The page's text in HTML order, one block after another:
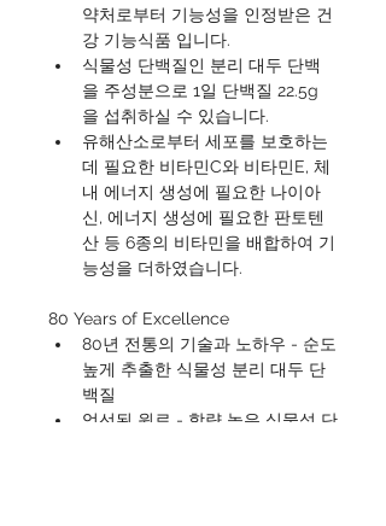
약처로부터 기능성을 인정받은 건
강 기능식품 입니다.
식물성 단백질인 분리 대두 단백
을 주성분으로 1일 단백질 22.5g
을 섭취하실 수 있습니다.
유해산소로부터 세포를 보호하는
데 필요한 비타민C와 비타민E, 체
내 에너지 생성에 필요한 나이아
신, 에너지 생성에 필요한 판토텐
산 등 6종의 비타민을 배합하여 기
능성을 더하였습니다.
80 Years of Excellence
80년 전통의 기술과 노하우 - 순도
높게 추출한 식물성 분리 대두 단
백질
엄선된 원료 - 함량 높은 식물성 단